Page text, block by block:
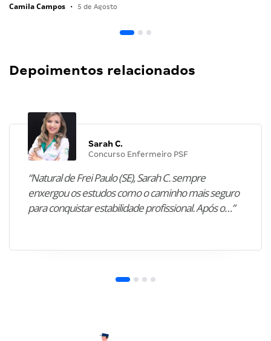
Camila Campos • 5 de Agosto
Depoimentos relacionados
Sarah C.
Concurso Enfermeiro PSF
“Natural de Frei Paulo (SE), Sarah C. sempre
enxergou os estudos como o caminho mais seguro
para conquistar estabilidade profissional. Após o…”